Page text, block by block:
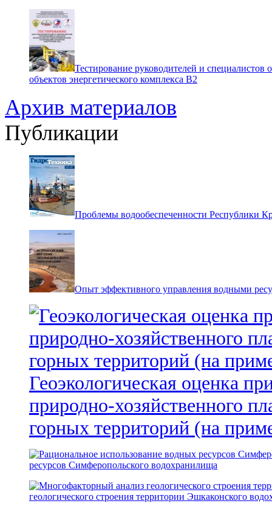
Тестирование руководителей и специалистов
объектов энергетического комплекса В2
Архив материалов
Публикации
Проблемы водообеспеченности Республики
Опыт эффективного управления водными
Геоэкологическая оценка
природно-хозяйственного
горных территорий (на
ресурсов Симферопольского водохранилища
геологического строения территории Эшкаконского